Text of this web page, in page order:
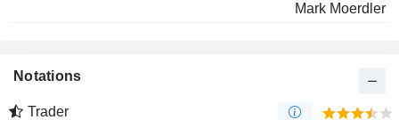
Mark Moerdler
Notations
Trader